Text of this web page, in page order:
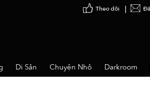
Đăng ký Ủng hộ
Di Sản Chuyện Nhỏ Darkroom